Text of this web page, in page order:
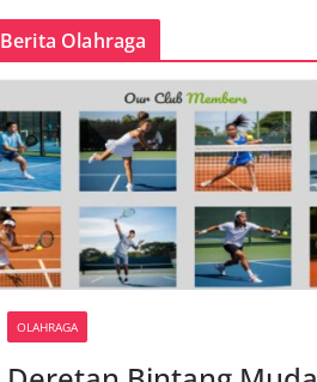
Berita Olahraga
OLAHRAGA